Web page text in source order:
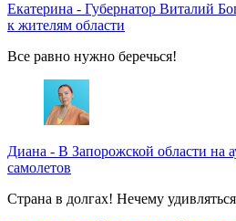
Екатерина - Губернатор Виталий
к жителям области
Все равно нужно беречься!
Диана - В Запорожской области на
самолетов
Страна в долгах! Нечему